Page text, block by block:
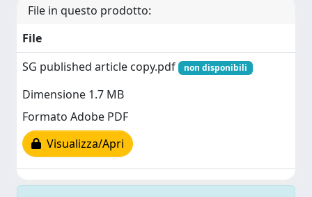
File in questo prodotto:
File
SG published article copy.pdf
non disponibili
Dimensione 1.7 MB
Formato Adobe PDF
Visualizza/Apri